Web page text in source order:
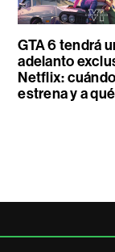
GTA 6 tendrá
adelanto
Netflix:
estrena y a